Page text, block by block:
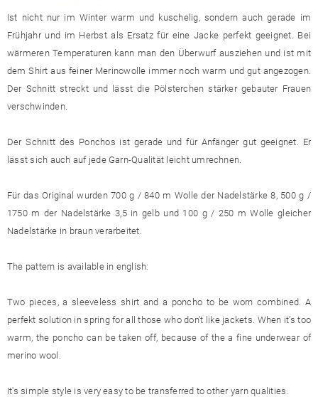
Ist nicht nur im Winter warm und kuschelig, sondern auch gerade im
Frühjahr und im Herbst als Ersatz für eine Jacke perfekt geeignet. Bei
wärmeren Temperaturen kann man den Überwurf ausziehen und ist mit
dem Shirt aus feiner Merinowolle immer noch warm und gut angezogen.
Der Schnitt streckt und lässt die Pölsterchen stärker gebauter Frauen
verschwinden.
Der Schnitt des Ponchos ist gerade und für Anfänger gut geeignet. Er
lässt sich auch auf jede Garn-Qualität leicht umrechnen.
Für das Original wurden 700 g / 840 m Wolle der Nadelstärke 8, 500 g /
1750 m der Nadelstärke 3,5 in gelb und 100 g / 250 m Wolle gleicher
Nadelstärke in braun verarbeitet.
The pattern is available in english:
Two pieces, a sleeveless shirt and a poncho to be worn combined. A
perfekt solution in spring for all those who don’t like jackets. When it’s too
warm, the poncho can be taken off, because of the a fine underwear of
merino wool.
It's simple style is very easy to be transferred to other yarn qualities.